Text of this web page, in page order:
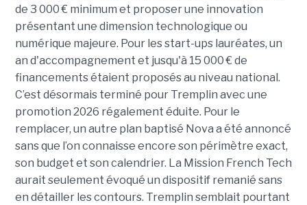
de 3 000 € minimum et proposer une innovation
présentant une dimension technologique ou
numérique majeure. Pour les start-ups lauréates, un
an d'accompagnement et jusqu'à 15 000 € de
financements étaient proposés au niveau national.
C’est désormais terminé pour Tremplin avec une
promotion 2026 régalement éduite. Pour le
remplacer, un autre plan baptisé Nova a été annoncé
sans que l’on connaisse encore son périmètre exact,
son budget et son calendrier. La Mission French Tech
aurait seulement évoqué un dispositif remanié sans
en détailler les contours. Tremplin semblait pourtant